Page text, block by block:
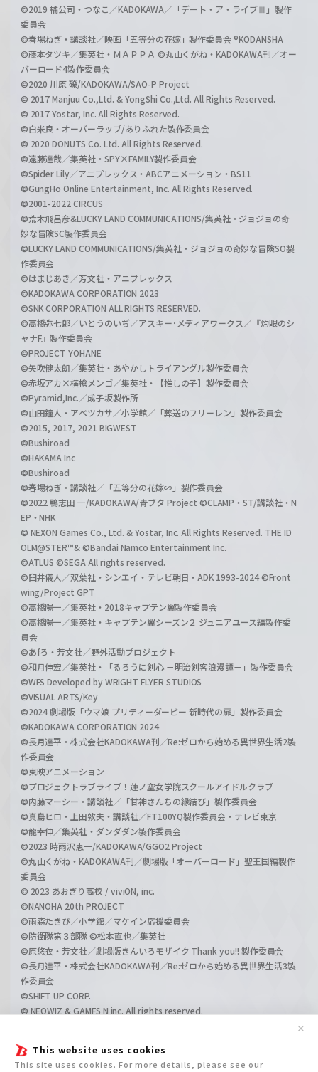
This website uses cookies
This site uses cookies. For more details, please see our
✕
©2019 橘公司・つなこ／KADOKAWA／「デート・ア・ライブⅢ」製作
委員会
©春場ねぎ・講談社／映画「五等分の花嫁」製作委員会 ®KODANSHA
©藤本タツキ／集英社・ＭＡＰＰＡ ©丸山くがね・KADOKAWA刊／オー
バーロード4製作委員会
©2020 川原 礫/KADOKAWA/SAO-P Project
© 2017 Manjuu Co.,Ltd. & YongShi Co.,Ltd. All Rights Reserved.
© 2017 Yostar, Inc. All Rights Reserved.
©白米良・オーバーラップ/ありふれた製作委員会
© 2020 DONUTS Co. Ltd. All Rights Reserved.
©遠藤達哉／集英社・SPY×FAMILY製作委員会
©Spider Lily／アニプレックス・ABCアニメーション・BS11
©GungHo Online Entertainment, Inc. All Rights Reserved.
©2001-2022 CIRCUS
©荒木飛呂彦&LUCKY LAND COMMUNICATIONS/集英社・ジョジョの奇
妙な冒険SC製作委員会
©LUCKY LAND COMMUNICATIONS/集英社・ジョジョの奇妙な冒険SO製
作委員会
©はまじあき／芳文社・アニプレックス
©KADOKAWA CORPORATION 2023
©SNK CORPORATION ALL RIGHTS RESERVED.
©高橋弥七郎／いとうのいぢ／アスキー･メディアワークス／『灼眼のシ
ャナF』製作委員会
©PROJECT YOHANE
©矢吹健太朗／集英社・あやかしトライアングル製作委員会
©赤坂アカ×横槍メンゴ／集英社・【推しの子】製作委員会
©Pyramid,Inc.／成子坂製作所
©山田鐘人・アベツカサ／小学館／「葬送のフリーレン」製作委員会
©2015, 2017, 2021 BIGWEST
©Bushiroad
©HAKAMA Inc
©Bushiroad
©春場ねぎ・講談社／「五等分の花嫁∽」製作委員会
©2022 鴨志田 一/KADOKAWA/青ブタ Project ©CLAMP・ST/講談社・N
EP・NHK
© NEXON Games Co., Ltd. & Yostar, Inc. All Rights Reserved. THE ID
OLM@STER™& ©Bandai Namco Entertainment Inc.
©ATLUS ©SEGA All rights reserved.
©臼井儀人／双葉社・シンエイ・テレビ朝日・ADK 1993-2024 ©Front
wing/Project GPT
©高橋陽一／集英社・2018キャプテン翼製作委員会
©高橋陽一／集英社・キャプテン翼シーズン２ ジュニアユース編製作委
員会
©あfろ・芳文社／野外活動プロジェクト
©和月伸宏／集英社・「るろうに剣心 －明治剣客浪漫譚－」製作委員会
©WFS Developed by WRIGHT FLYER STUDIOS
©VISUAL ARTS/Key
©2024 劇場版「ウマ娘 プリティーダービー 新時代の扉」製作委員会
©KADOKAWA CORPORATION 2024
©長月達平・株式会社KADOKAWA刊／Re:ゼロから始める異世界生活2製
作委員会
©東映アニメーション
©プロジェクトラブライブ！蓮ノ空女学院スクールアイドルクラブ
©内藤マーシー・講談社／「甘神さんちの縁結び」製作委員会
©真島ヒロ・上田敦夫・講談社／FT100YQ製作委員会・テレビ東京
©龍幸伸／集英社・ダンダダン製作委員会
©2023 時雨沢恵一/KADOKAWA/GGO2 Project
©丸山くがね・KADOKAWA刊／劇場版「オーバーロード」聖王国編製作
委員会
© 2023 あおぎり高校 / viviON, inc.
©NANOHA 20th PROJECT
©雨森たきび／小学館／マケイン応援委員会
©防衛隊第３部隊 ©松本直也／集英社
©原悠衣・芳文社／劇場版きんいろモザイク Thank you!! 製作委員会
©長月達平・株式会社KADOKAWA刊／Re:ゼロから始める異世界生活3製
作委員会
©SHIFT UP CORP.
© NEOWIZ & GAMFS N inc. All rights reserved.
©GIRLS und PANZER Film Projekt